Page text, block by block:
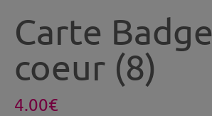
Carte Badge
coeur (8)
4.00€